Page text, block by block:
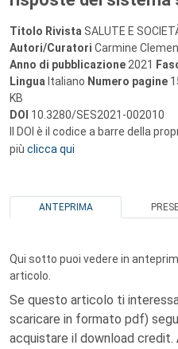
Titolo Rivista SALUTE E
Autori/Curatori Carmine
Anno di pubblicazione 2021
Lingua Italiano Numero pagine
KB
DOI 10.3280/SES2021-002010
Il DOI è il codice a barre della
più clicca qui
ANTEPRIMA
Qui sotto puoi vedere in
articolo.
Se questo articolo ti
scaricare in formato pdf)
acquistare il download credit.